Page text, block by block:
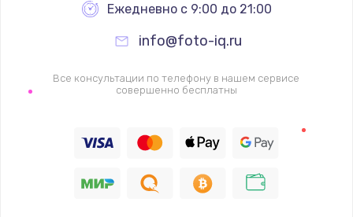
Ежедневно с 9:00 до 21:00
info@foto-iq.ru
Все консультации по телефону в нашем сервисе
совершенно бесплатны